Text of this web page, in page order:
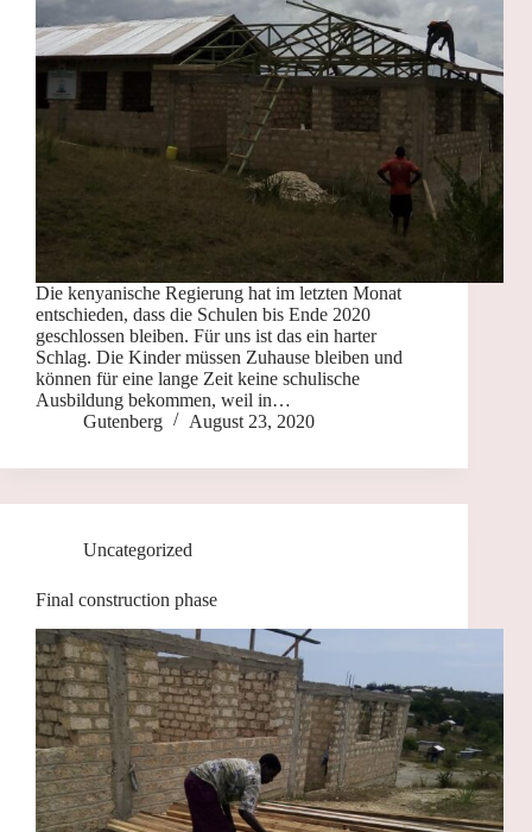
Die kenyanische Regierung hat im letzten Monat
entschieden, dass die Schulen bis Ende 2020
geschlossen bleiben. Für uns ist das ein harter
Schlag. Die Kinder müssen Zuhause bleiben und
können für eine lange Zeit keine schulische
Ausbildung bekommen, weil in…
Gutenberg
August 23, 2020
Uncategorized
Final construction phase